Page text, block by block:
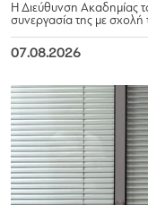
Η Διεύθυνση Ακαδημίας
συνεργασία της με σχολή
07.08.2026